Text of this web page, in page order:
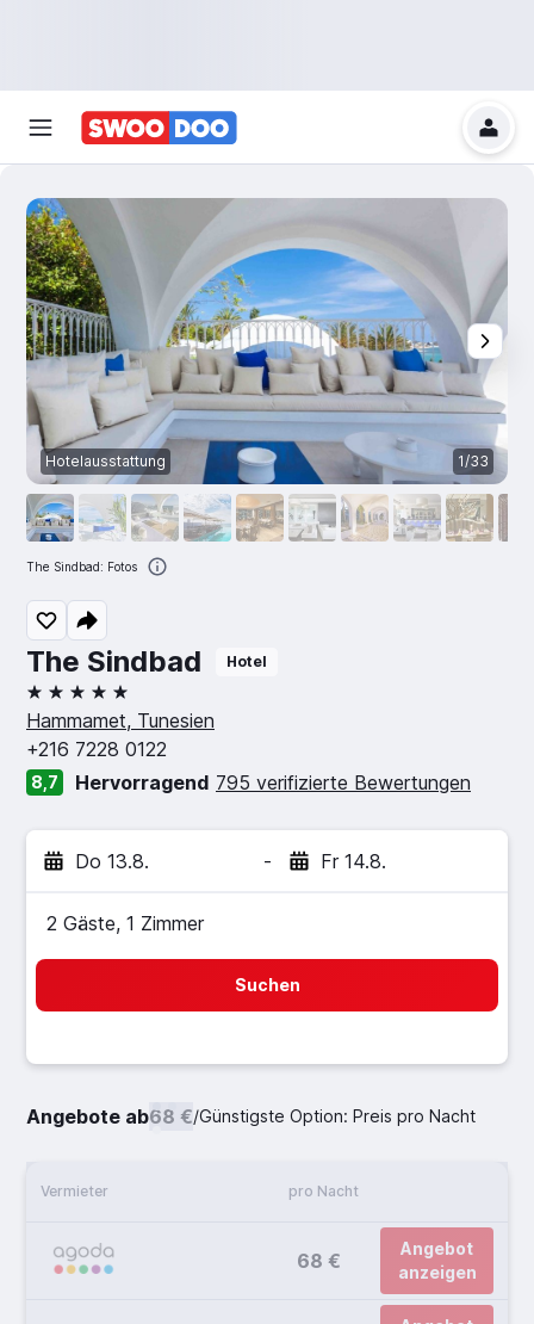
The Sindbad Hotel
5 Sterne
Hammamet, Tunesien
+216 7228 0122
8,7 Hervorragend 795 verifizierte Bewertungen
Do 13.8. - Fr 14.8.
2 Gäste, 1 Zimmer
Suchen
Angebote ab68 €/Günstigste Option: Preis pro Nacht
Vermieter pro Nacht
68 €
Angebot
anzeigen
Hotelausstattung 1/33
The Sindbad: Fotos